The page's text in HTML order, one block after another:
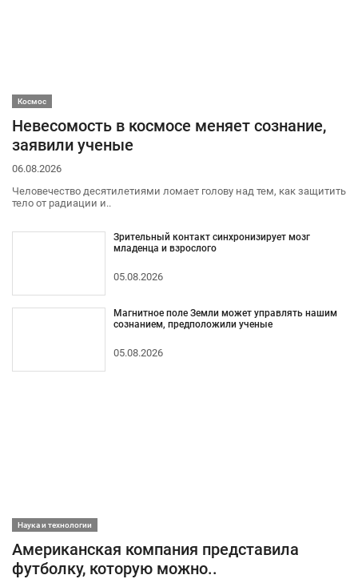
Космос
Невесомость в космосе меняет сознание,
заявили ученые
06.08.2026
Человечество десятилетиями ломает голову над тем, как защитить
тело от радиации и..
Зрительный контакт синхронизирует мозг
младенца и взрослого
05.08.2026
Магнитное поле Земли может управлять нашим
сознанием, предположили ученые
05.08.2026
Наука и технологии
Американская компания представила
футболку, которую можно..